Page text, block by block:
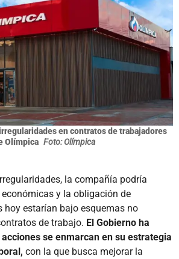
en contratos de trabajadores
Olímpica Foto: Olímpica
la compañía podría
y la obligación de
hoy estarían bajo esquemas no
de trabajo. El Gobierno ha
se enmarcan en su estrategia
con la que busca mejorar la